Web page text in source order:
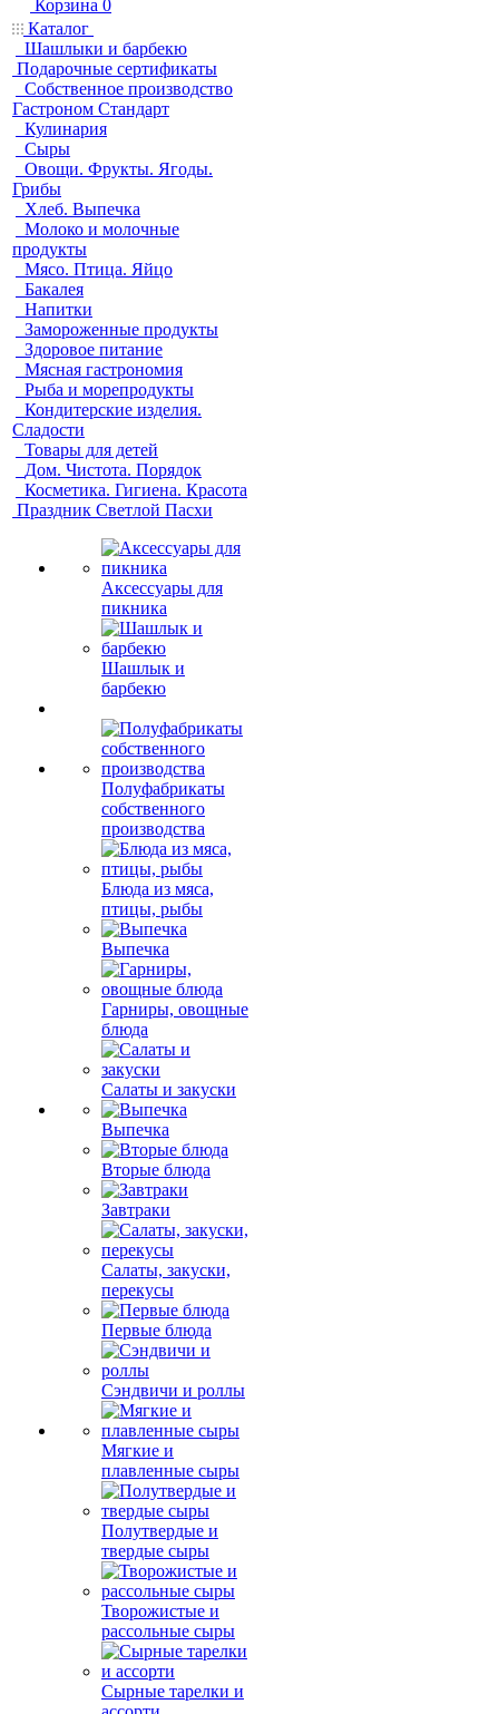
Корзина 0
Каталог
Шашлыки и барбекю
Подарочные сертификаты
Собственное производство
Гастроном Стандарт
Кулинария
Сыры
Овощи. Фрукты. Ягоды.
Грибы
Хлеб. Выпечка
Молоко и молочные
продукты
Мясо. Птица. Яйцо
Бакалея
Напитки
Замороженные продукты
Здоровое питание
Мясная гастрономия
Рыба и морепродукты
Кондитерские изделия.
Сладости
Товары для детей
Дом. Чистота. Порядок
Косметика. Гигиена. Красота
Праздник Светлой Пасхи
Аксессуары для
пикника
Шашлык и
барбекю
Полуфабрикаты
собственного
производства
Блюда из мяса,
птицы, рыбы
Выпечка
Гарниры, овощные
блюда
Салаты и закуски
Выпечка
Вторые блюда
Завтраки
Салаты, закуски,
перекусы
Первые блюда
Сэндвичи и роллы
Мягкие и
плавленные сыры
Полутвердые и
твердые сыры
Творожистые и
рассольные сыры
Сырные тарелки и